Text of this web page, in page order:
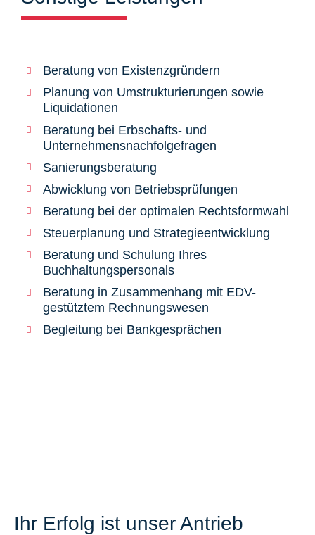
Beratung von Existenzgründern
Planung von Umstrukturierungen sowie
Liquidationen
Beratung bei Erbschafts- und
Unternehmensnachfolgefragen
Sanierungsberatung
Abwicklung von Betriebsprüfungen
Beratung bei der optimalen Rechtsformwahl
Steuerplanung und Strategieentwicklung
Beratung und Schulung Ihres
Buchhaltungspersonals
Beratung in Zusammenhang mit EDV-
gestütztem Rechnungswesen
Begleitung bei Bankgesprächen
Ihr Erfolg ist unser Antrieb